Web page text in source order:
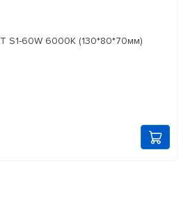
S1-60W 6000K (130*80*70мм)